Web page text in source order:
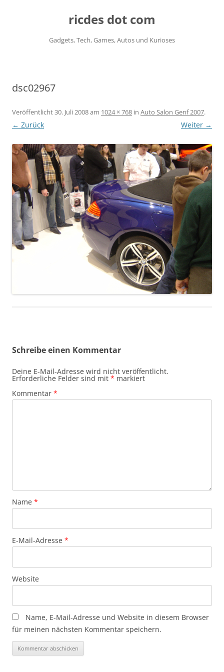
ricdes dot com
Gadgets, Tech, Games, Autos und Kurioses
dsc02967
Veröffentlicht30. Juli 2008am 1024 × 768 in Auto Salon Genf 2007.
← Zurück Weiter →
Schreibe einen Kommentar
Deine E-Mail-Adresse wird nicht veröffentlicht.
Erforderliche Felder sind mit * markiert
Kommentar *
Name *
E-Mail-Adresse *
Website
Name, E-Mail-Adresse und Website in diesem Browser
für meinen nächsten Kommentar speichern.